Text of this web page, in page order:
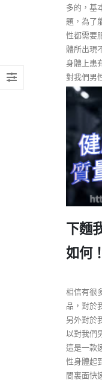
多的，基
題，為了
性都需要
體所出現
身體上患
對我們男
下麵
如何！
相信有很
品，對於
另外對於
以對我們
這是一款
性身體起
間裏面快